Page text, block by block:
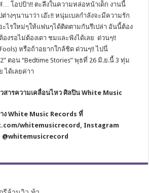
… โอปป้า!! ตะลึงในความหล่อหน้าเด็ก งานนี้
างๆนานาว่า เอ๊ะ!! หนุ่มเบลกำลังจะมีความรัก
ะไรใหม่ๆให้แฟนๆได้ติดตามกันรึเปล่า อันนี้ต้อง
งรอไม่ต้องเดา ชมและฟังได้เลย ด่วนๆ!!
หรือถ้าอยากใกล้ชิด ด่วนๆ!! ไปนี่
ตอน “Bedtime Stories” พุธที่ 26 มิ.ย.นี้ 3 ทุ่ม
ได้เลยค่าา
สารความเคลื่อนไหว ศิลปิน White Music
งWhite Music Records ที่
.com/whitemusicrecord, Instagram
@whitemusicrecord